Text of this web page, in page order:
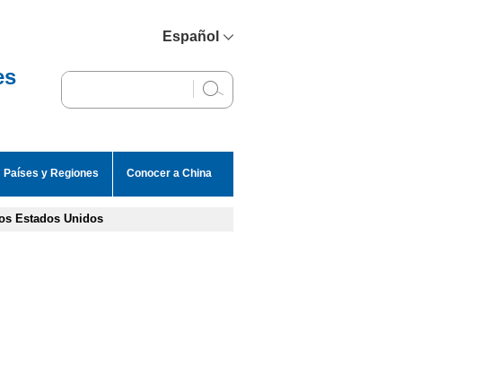
Español
English
Países y Regiones Conocer a China
Estados Unidos